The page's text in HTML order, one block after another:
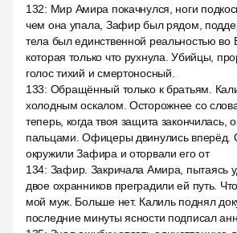
132: Мир Амира покачнулся, ноги
чем она упала, Зафир был рядом,
тела был единственной реальностью во
которая только что рухнула. Убийцы,
голос тихий и смертоносный.
133: Обращённый только к братьям.
холодным оскалом. Осторожнее со
теперь, когда твоя защита закончилась,
пальцами. Офицеры двинулись вперёд.
окружили Зафира и оторвали его от
134: Зафир. Закричала Амира, пытаясь
двое охранников преградили ей путь.
мой муж. Больше нет. Калиль поднял
последние минуты ясности подписал